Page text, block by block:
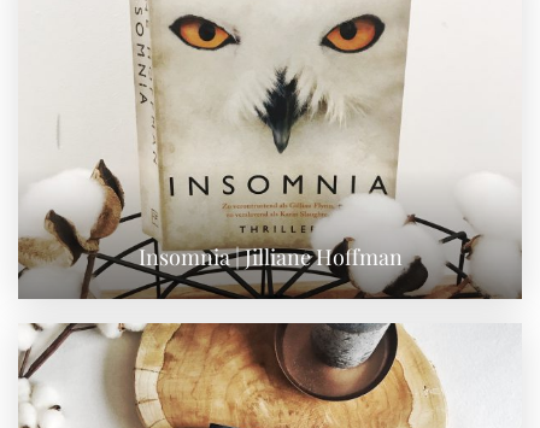
Insomnia | Jilliane Hoffman